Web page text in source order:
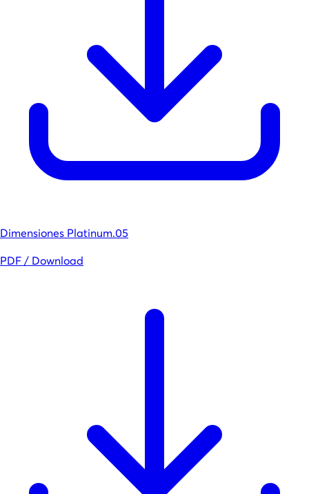
Dimensiones Platinum.05
PDF / Download